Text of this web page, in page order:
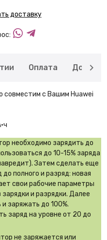
доставку
Оплата
совместим с Вашим Huawei
необходимо зарядить до
до 10-15% заряда
Затем сделать еще
полного и разряд: новая
свои рабочие параметры
и разрядки. Далее
заряжать до 100%.
заряд на уровне от 20 до
не заряжается или